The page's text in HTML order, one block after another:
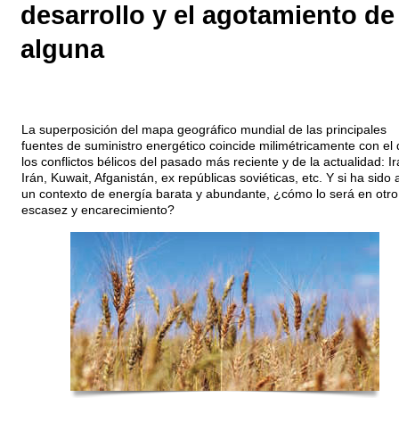
desarrollo y el agotamiento
alguna
La superposición del mapa geográfico mundial de las principales
fuentes de suministro energético coincide milimétricamente con el
los conflictos bélicos del pasado más reciente y de la actualidad:
Irán, Kuwait, Afganistán, ex repúblicas soviéticas, etc. Y si ha sido
un contexto de energía barata y abundante, ¿cómo lo será en
escasez y encarecimiento?